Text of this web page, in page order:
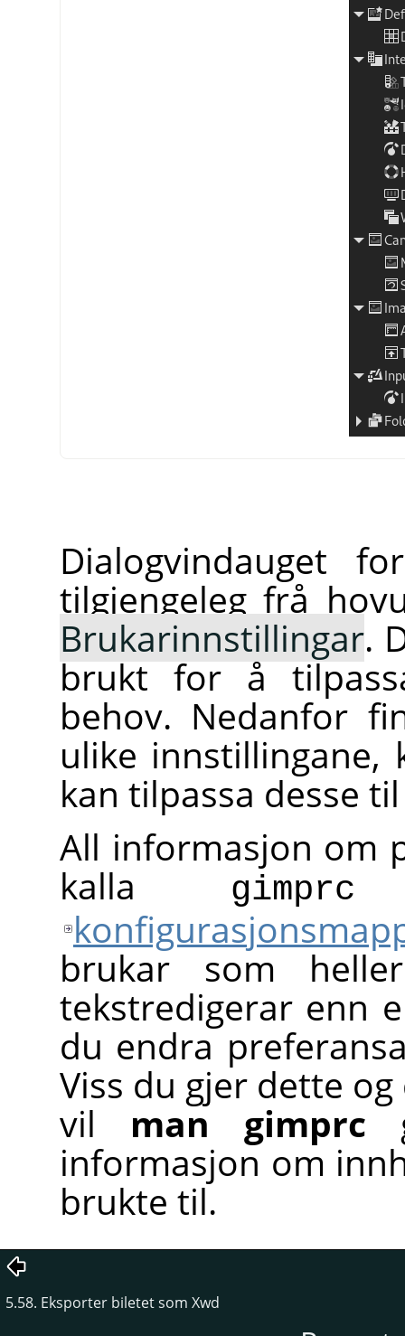
Dialogvindauget
tilgjengeleg frå
Brukarinnstillingar.
brukt for å
behov. Nedanfor
ulike innstillingane,
kan tilpassa desse
All informasjon om
kalla
gimprc
brukar som
tekstredigerar enn
du endra
Viss du gjer dette
vil man gimprc
informasjon om
brukte til.
5.58. Eksporter biletet som Xwd